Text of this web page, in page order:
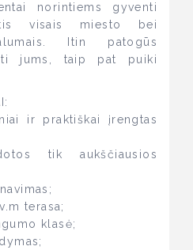
norintiems gyventi
visais miesto bei
Itin patogūs
jums, taip pat puiki
ir praktiškai įrengtas
tik aukščiausios
terasa;
klasė;